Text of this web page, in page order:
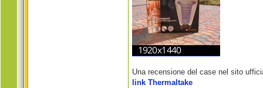
Una recensione del case nel sito
link Thermaltake